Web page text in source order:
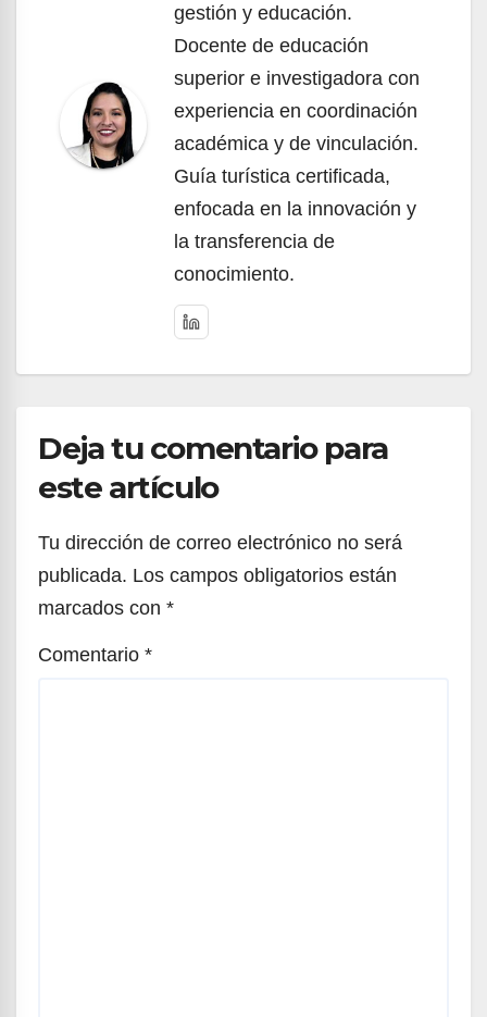
gestión y educación.
Docente de educación
superior e investigadora con
experiencia en coordinación
académica y de vinculación.
Guía turística certificada,
enfocada en la innovación y
la transferencia de
conocimiento.
Deja tu comentario para
este artículo
Tu dirección de correo electrónico no será
publicada. Los campos obligatorios están
marcados con *
Comentario *